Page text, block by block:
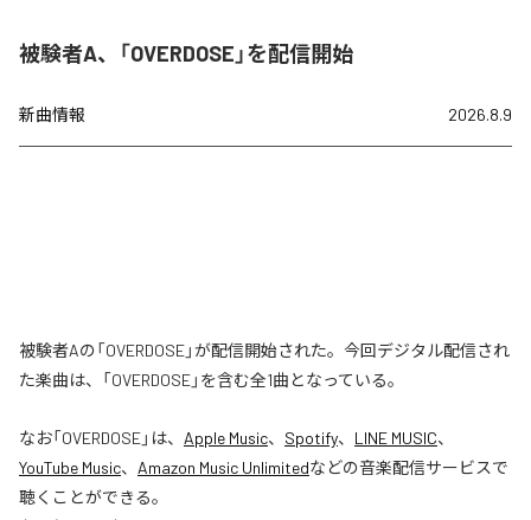
被験者A、「OVERDOSE」を配信開始
新曲情報 2026.8.9
被験者Aの「OVERDOSE」が配信開始された。今回デジタル配信され
た楽曲は、「OVERDOSE」を含む全1曲となっている。
なお「OVERDOSE」は、 Apple Music、 Spotify、 LINE MUSIC、
YouTube Music、 Amazon Music Unlimitedなどの音楽配信サービスで
聴くことができる。